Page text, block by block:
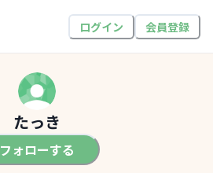
ログイン 会員登録
たっき
フォローする